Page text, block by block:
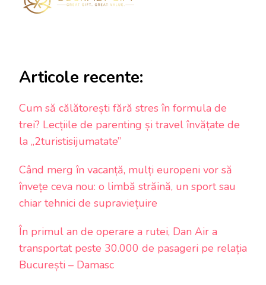
Articole recente:
Cum să călătorești fără stres în formula de
trei? Lecțiile de parenting și travel învățate de
la „2turistisijumatate”
Când merg în vacanță, mulți europeni vor să
învețe ceva nou: o limbă străină, un sport sau
chiar tehnici de supraviețuire
În primul an de operare a rutei, Dan Air a
transportat peste 30.000 de pasageri pe relația
București – Damasc